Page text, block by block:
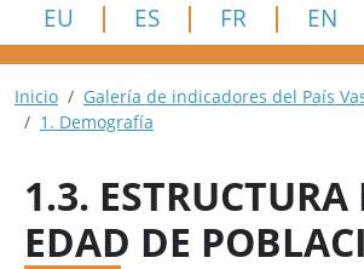
EU ES FR EN
Ruta de navegación
Inicio
Galería de indicadores del País
1. Demografía
1.3. ESTRUCTURA
EDAD DE